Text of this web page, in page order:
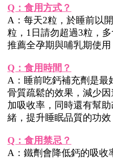
Q：食用方式？
A：每天2粒，於睡前以
粒，1日請勿超過3粒，
推薦全孕期與哺乳期使用
Q：食用時間？
A：睡前吃鈣補充劑是最
骨質疏鬆的效果，減少
加吸收率，同時還有幫
緒，提升睡眠品質的功效
Q：食用禁忌？
A：鐵劑會降低鈣的吸收